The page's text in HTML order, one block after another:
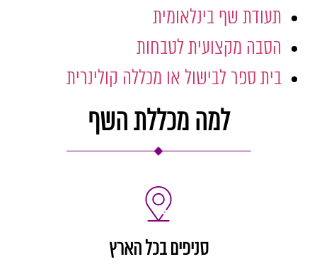
תעודת שף בינלאומית
הסבה מקצועית לטבחות
בית ספר לבישול או מכללה קולינרית
למה מכללת השף
סניפים בכל הארץ